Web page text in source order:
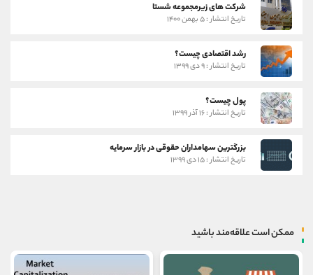
شرکت های زیرمجموعه شستا
تاریخ انتشار : ۵ بهمن ۱۴۰۰
رشد اقتصادی چیست؟
تاریخ انتشار : ۹ دی ۱۳۹۹
پول چیست؟
تاریخ انتشار : ۱۶ آذر ۱۳۹۹
بزرگترین سهامداران حقوقی در بازار سرمایه
تاریخ انتشار : ۱۵ دی ۱۳۹۹
ممکن است علاقه‌مند باشید